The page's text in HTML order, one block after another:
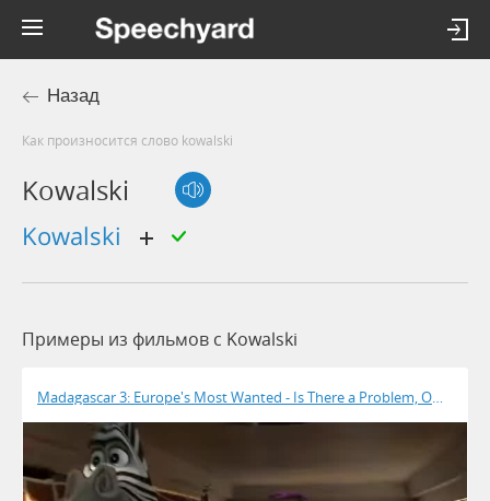
Назад
Как произносится слово kowalski
Kowalski
Kowalski
Примеры из фильмов c Kowalski
Madagascar 3: Europe's Most Wanted - Is There a Problem, Officer?